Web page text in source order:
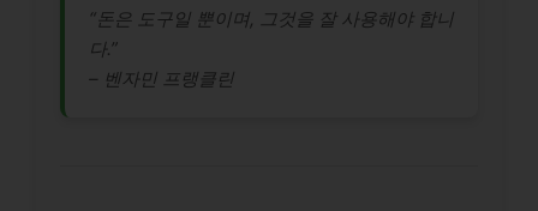
“돈은 도구일 뿐이며, 그것을 잘 사용해야 합니
다.”
– 벤자민 프랭클린